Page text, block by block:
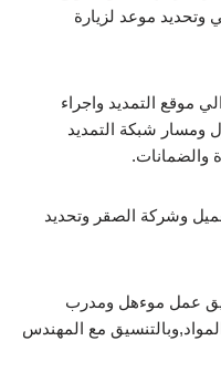
وتحديد موعد لزيارة
موقع التمديد واجراء
ومسار شبكة التمديد
والضمانات.
وشركة الصقر وتحديد
فريق عمل موءهل ومدرب
مع المهندس